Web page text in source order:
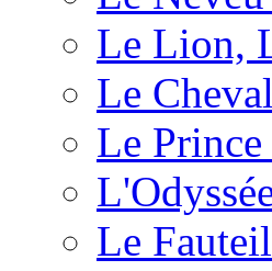
Le Lion,
Le
Le Prince
Le